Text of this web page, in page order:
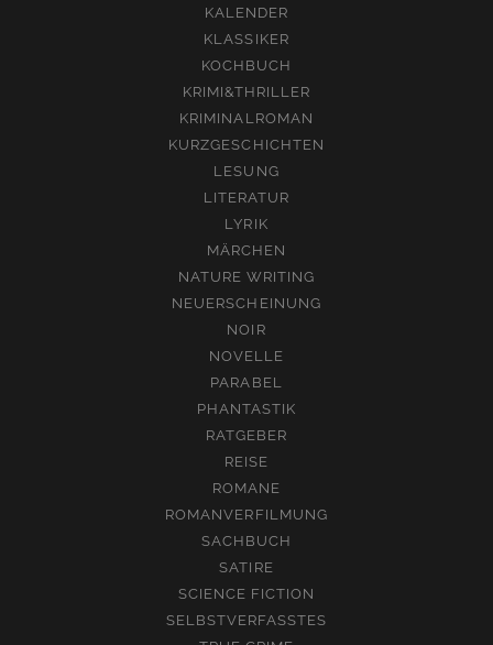
KALENDER
KLASSIKER
KOCHBUCH
KRIMI&THRILLER
KRIMINALROMAN
KURZGESCHICHTEN
LESUNG
LITERATUR
LYRIK
MÄRCHEN
NATURE WRITING
NEUERSCHEINUNG
NOIR
NOVELLE
PARABEL
PHANTASTIK
RATGEBER
REISE
ROMANE
ROMANVERFILMUNG
SACHBUCH
SATIRE
SCIENCE FICTION
SELBSTVERFASSTES